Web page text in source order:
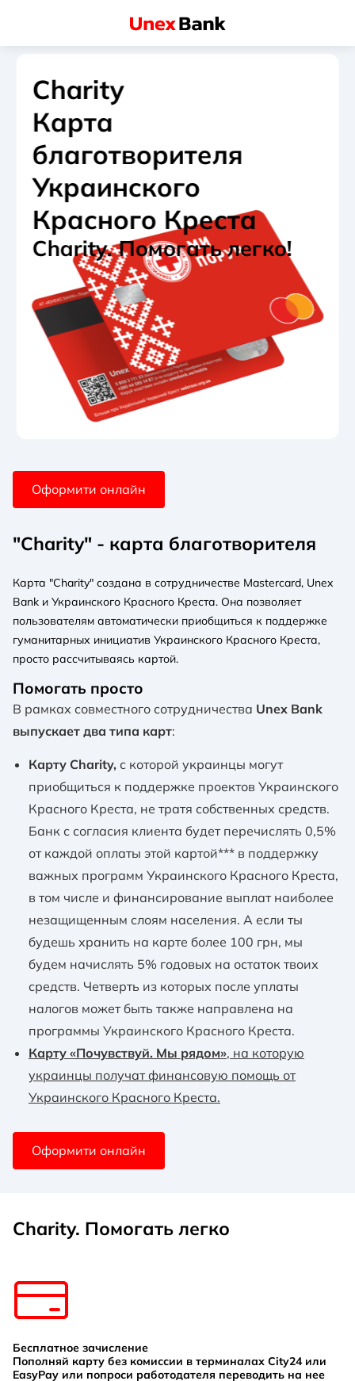
Charity
Карта
благотворителя
Украинского
Красного Креста
Charity. Помогать легко!
Оформити онлайн
"Charity" - карта благотворителя
Карта "Charity" создана в сотрудничестве Mastercard, Unex
Bank и Украинского Красного Креста. Она позволяет
пользователям автоматически приобщиться к поддержке
гуманитарных инициатив Украинского Красного Креста,
просто рассчитываясь картой.
Помогать просто
В рамках совместного сотрудничества Unex Bank
выпускает два типа карт:
Карту Charity, с которой украинцы могут
приобщиться к поддержке проектов Украинского
Красного Креста, не тратя собственных средств.
Банк с согласия клиента будет перечислять 0,5%
от каждой оплаты этой картой*** в поддержку
важных программ Украинского Красного Креста,
в том числе и финансирование выплат наиболее
незащищенным слоям населения. А если ты
будешь хранить на карте более 100 грн, мы
будем начислять 5% годовых на остаток твоих
средств. Четверть из которых после уплаты
налогов может быть также направлена ​​на
программы Украинского Красного Креста.
Карту «Почувствуй. Мы рядом», на которую
украинцы получат финансовую помощь от
Украинского Красного Креста.
Оформити онлайн
Charity. Помогать легко
Бесплатное зачисление
Пополняй карту без комиссии в терминалах City24 или
EasyPay или попроси работодателя переводить на нее